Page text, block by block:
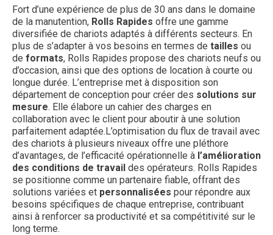
Fort d’une expérience de plus de 30 ans dans le domaine
de la manutention, Rolls Rapides offre une gamme
diversifiée de chariots adaptés à différents secteurs. En
plus de s’adapter à vos besoins en termes de tailles ou
de formats, Rolls Rapides propose des chariots neufs ou
d’occasion, ainsi que des options de location à courte ou
longue durée. L’entreprise met à disposition son
département de conception pour créer des solutions sur
mesure. Elle élabore un cahier des charges en
collaboration avec le client pour aboutir à une solution
parfaitement adaptée.L’optimisation du flux de travail avec
des chariots à plusieurs niveaux offre une pléthore
d’avantages, de l’efficacité opérationnelle à l’amélioration
des conditions de travail des opérateurs. Rolls Rapides
se positionne comme un partenaire fiable, offrant des
solutions variées et personnalisées pour répondre aux
besoins spécifiques de chaque entreprise, contribuant
ainsi à renforcer sa productivité et sa compétitivité sur le
long terme.